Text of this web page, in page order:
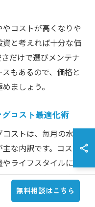
コストが高くなりや
と考えれば十分な価
だけで選びメンテナ
もあるので、価格と
ましょう。
コスト最適化術
ストは、毎月の水
な内訳です。コスト
ライフスタイルに合
す。特に水の消費量
ランを選ぶことで大
無料相談はこちら